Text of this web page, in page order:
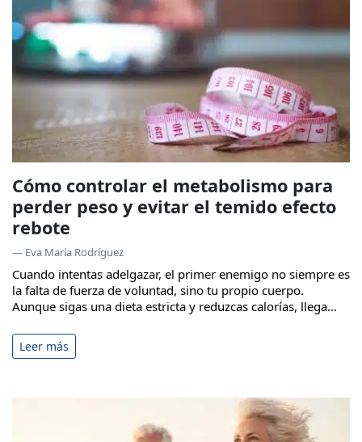
Cómo controlar el metabolismo para
perder peso y evitar el temido efecto
rebote
— Eva María Rodríguez
Cuando intentas adelgazar, el primer enemigo no siempre es
la falta de fuerza de voluntad, sino tu propio cuerpo.
Aunque sigas una dieta estricta y reduzcas calorías, llega...
Leer más